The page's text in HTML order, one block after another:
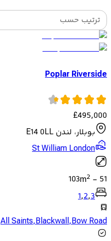
ترتيب حسب
Poplar Riverside
£495,000
بوبلار، لندن E14 0LL
St William London
51
-
103m2
1,2,3
All Saints,Blackwall,Bow Road